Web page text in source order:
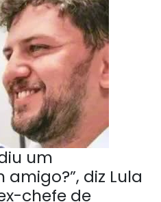
um
diz Lula
chefe de